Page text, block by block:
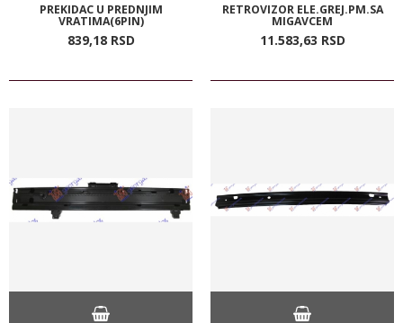
PREKIDAC U PREDNJIM
VRATIMA(6PIN)
839,18 RSD
RETROVIZOR ELE.GREJ.PM.SA
MIGAVCEM
11.583,63 RSD